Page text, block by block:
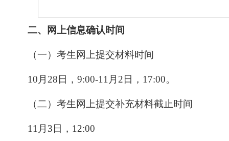
二、网上信息确认时间
（一）考生网上提交材料时间
10 月28日，9:00-11月2日，17:00。
（二）考生网上提交补充材料截止时间
11 月3日，12:00